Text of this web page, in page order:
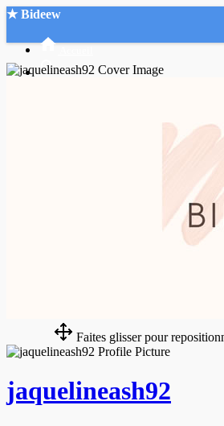
★ Bideew
Faites glisser pour
jaquelineash92